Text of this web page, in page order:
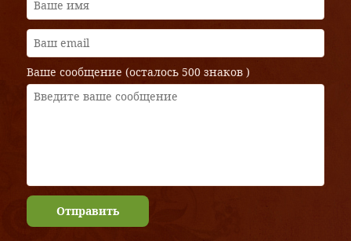
Ваше сообщение (осталось 500 знаков )
Отправить